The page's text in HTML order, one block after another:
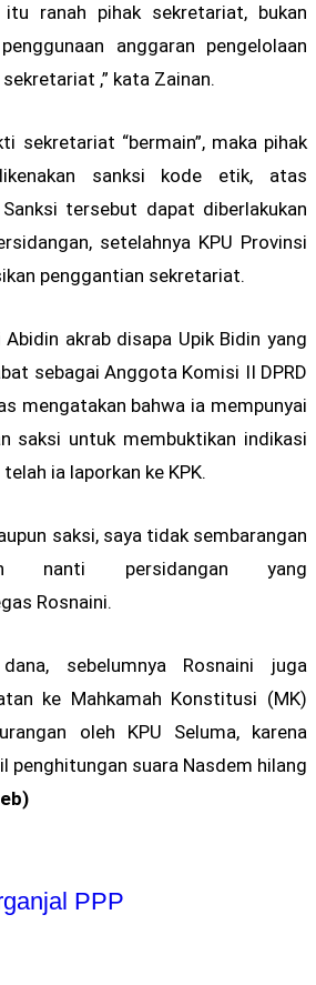
ranah pihak sekretariat, bukan
anggaran pengelolaan
,” kata Zainan.
sekretariat “bermain”, maka pihak
sanksi kode etik, atas
tersebut dapat diberlakukan
setelahnya KPU Provinsi
penggantian sekretariat.
Abidin akrab disapa Upik Bidin yang
sebagai Anggota Komisi II DPRD
mengatakan bahwa ia mempunyai
saksi untuk membuktikan indikasi
ia laporkan ke KPK.
saksi, saya tidak sembarangan
nanti persidangan yang
Rosnaini.
sebelumnya Rosnaini juga
ke Mahkamah Konstitusi (MK)
oleh KPU Seluma, karena
penghitungan suara Nasdem hilang
PPP